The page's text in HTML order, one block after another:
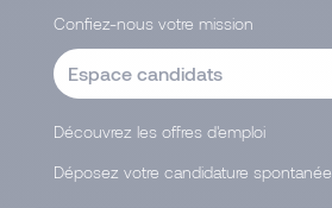
Confiez-nous votre mission
Espace candidats
Découvrez les offres d'emploi
Déposez votre candidature spontanée